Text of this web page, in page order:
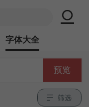
字体大全
预览
筛选